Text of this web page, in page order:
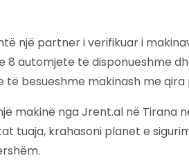
një partner i verifikuar i
8 automjete të disponueshme
të besueshme makinash me
makinë nga Jrent.al në Tirana
tuaja, krahasoni planet e